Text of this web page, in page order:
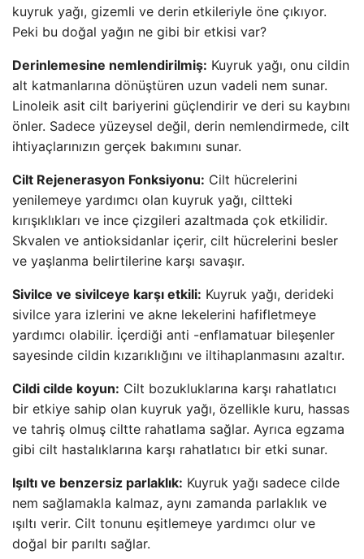
kuyruk yağı, gizemli ve derin etkileriyle öne çıkıyor.
Peki bu doğal yağın ne gibi bir etkisi var?
Derinlemesine nemlendirilmiş: Kuyruk yağı, onu cildin
alt katmanlarına dönüştüren uzun vadeli nem sunar.
Linoleik asit cilt bariyerini güçlendirir ve deri su kaybını
önler. Sadece yüzeysel değil, derin nemlendirmede, cilt
ihtiyaçlarınızın gerçek bakımını sunar.
Cilt Rejenerasyon Fonksiyonu: Cilt hücrelerini
yenilemeye yardımcı olan kuyruk yağı, ciltteki
kırışıklıkları ve ince çizgileri azaltmada çok etkilidir.
Skvalen ve antioksidanlar içerir, cilt hücrelerini besler
ve yaşlanma belirtilerine karşı savaşır.
Sivilce ve sivilceye karşı etkili: Kuyruk yağı, derideki
sivilce yara izlerini ve akne lekelerini hafifletmeye
yardımcı olabilir. İçerdiği anti -enflamatuar bileşenler
sayesinde cildin kızarıklığını ve iltihaplanmasını azaltır.
Cildi cilde koyun: Cilt bozukluklarına karşı rahatlatıcı
bir etkiye sahip olan kuyruk yağı, özellikle kuru, hassas
ve tahriş olmuş ciltte rahatlama sağlar. Ayrıca egzama
gibi cilt hastalıklarına karşı rahatlatıcı bir etki sunar.
Işıltı ve benzersiz parlaklık: Kuyruk yağı sadece cilde
nem sağlamakla kalmaz, aynı zamanda parlaklık ve
ışıltı verir. Cilt tonunu eşitlemeye yardımcı olur ve
doğal bir parıltı sağlar.